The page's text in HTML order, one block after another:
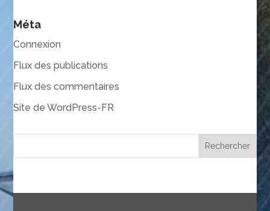
Méta
Connexion
Flux des publications
Flux des commentaires
Site de WordPress-FR